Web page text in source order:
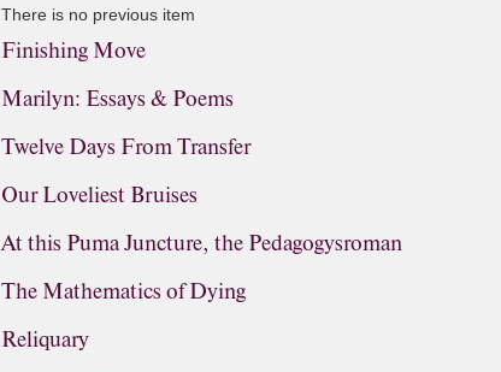
There is no previous item
Finishing Move
Marilyn: Essays & Poems
Twelve Days From Transfer
Our Loveliest Bruises
At this Puma Juncture, the Pedagogysroman
The Mathematics of Dying
Reliquary